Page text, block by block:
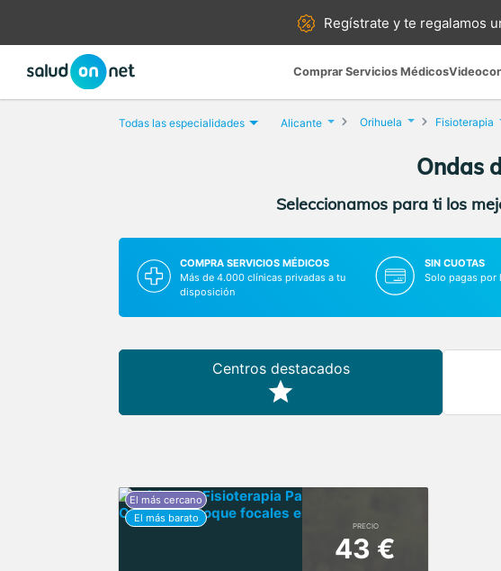
Regístrate yte regalamos
Comprar Servicios Médicos
Todas las especialidades Alicante Orihuela Fisioterapia
Ondas
Seleccionamos para ti los
COMPRA SERVICIOS MÉDICOS
Más de 4.000 clínicas privadas a tu
disposición
SIN CUOTAS
Solo pagas por
Centros destacados
PRECIO
43 €